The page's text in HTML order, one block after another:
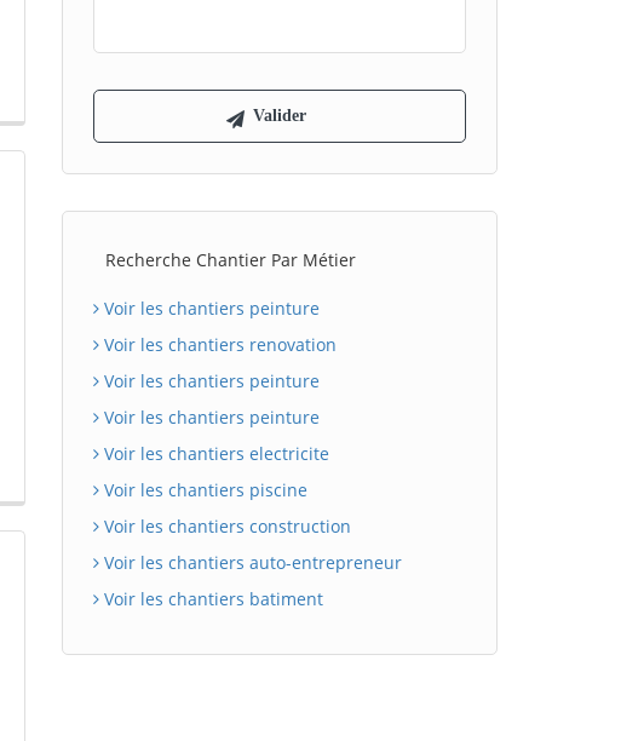
Recherche Chantier Par Métier
Voir les chantiers peinture
Voir les chantiers renovation
Voir les chantiers peinture
Voir les chantiers peinture
Voir les chantiers electricite
Voir les chantiers piscine
Voir les chantiers construction
Voir les chantiers auto-entrepreneur
Voir les chantiers batiment